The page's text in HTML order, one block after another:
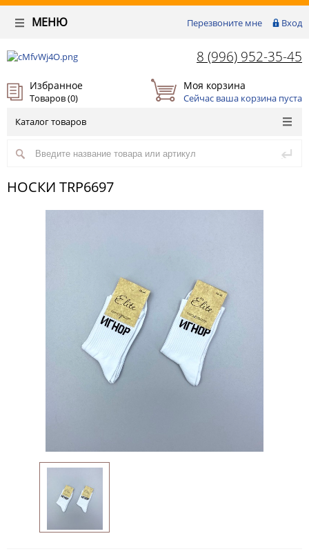
Перезвоните мне Вход
МЕНЮ
8 (996) 952-35-45
Избранное
Товаров (0)
Моя корзина
Сейчас ваша корзина пуста
Каталог товаров
НОСКИ TRP6697